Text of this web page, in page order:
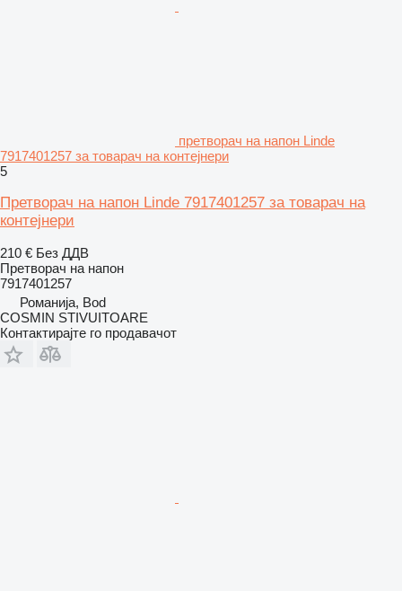
претворач на напон Linde
7917401257 за товарач на контејнери
5
Претворач на напон Linde 7917401257 за товарач на
контејнери
210 € Без ДДВ
Претворач на напон
7917401257
Романија, Bod
COSMIN STIVUITOARE
Контактирајте го продавачот